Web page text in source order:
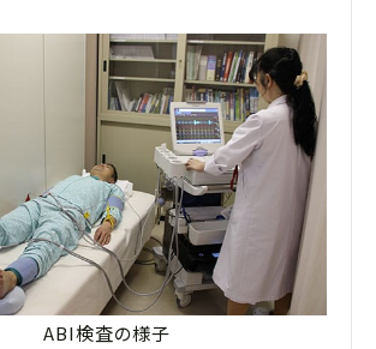
ABI検査の様子